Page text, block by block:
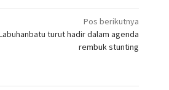
Pos berikutnya
turut hadir dalam agenda
rembuk stunting